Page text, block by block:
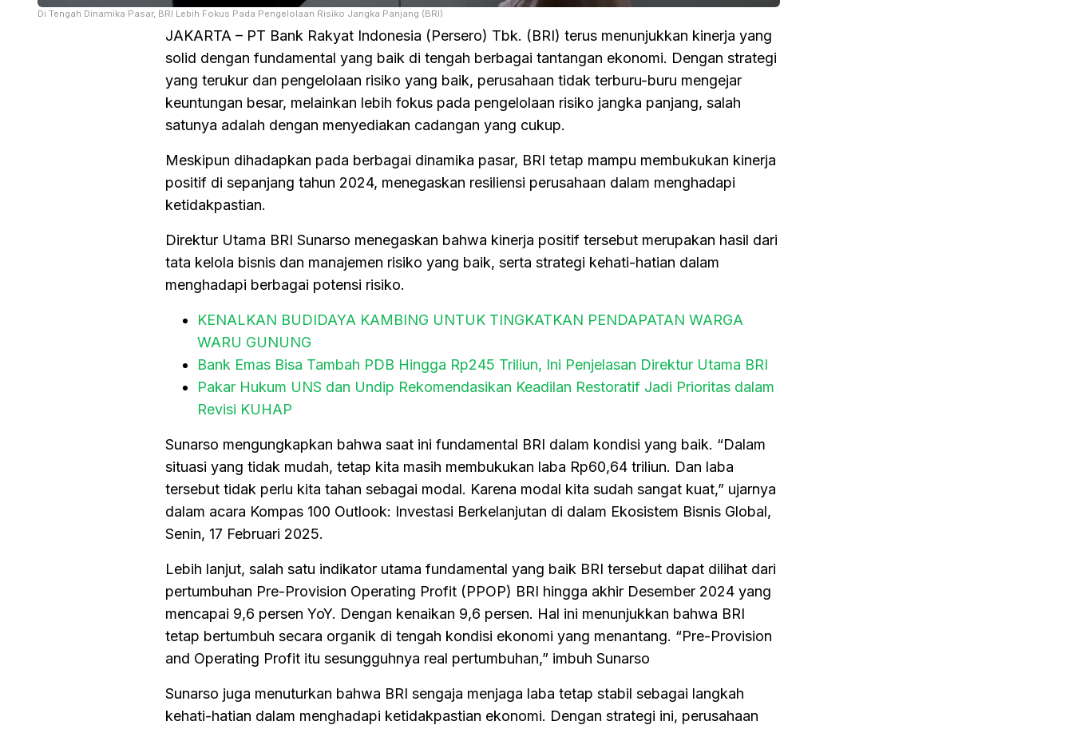
Di Tengah Dinamika Pasar, BRI Lebih Fokus Pada Pengelolaan Risiko Jangka Panjang (BRI)
JAKARTA – PT Bank Rakyat Indonesia (Persero) Tbk. (BRI) terus menunjukkan kinerja yang
solid dengan fundamental yang baik di tengah berbagai tantangan ekonomi. Dengan strategi
yang terukur dan pengelolaan risiko yang baik, perusahaan tidak terburu-buru mengejar
keuntungan besar, melainkan lebih fokus pada pengelolaan risiko jangka panjang, salah
satunya adalah dengan menyediakan cadangan yang cukup.
Meskipun dihadapkan pada berbagai dinamika pasar, BRI tetap mampu membukukan kinerja
positif di sepanjang tahun 2024, menegaskan resiliensi perusahaan dalam menghadapi
ketidakpastian.
Direktur Utama BRI Sunarso menegaskan bahwa kinerja positif tersebut merupakan hasil dari
tata kelola bisnis dan manajemen risiko yang baik, serta strategi kehati-hatian dalam
menghadapi berbagai potensi risiko.
KENALKAN BUDIDAYA KAMBING UNTUK TINGKATKAN PENDAPATAN WARGA
WARU GUNUNG
Bank Emas Bisa Tambah PDB Hingga Rp245 Triliun, Ini Penjelasan Direktur Utama BRI
Pakar Hukum UNS dan Undip Rekomendasikan Keadilan Restoratif Jadi Prioritas dalam
Revisi KUHAP
Sunarso mengungkapkan bahwa saat ini fundamental BRI dalam kondisi yang baik. “Dalam
situasi yang tidak mudah, tetap kita masih membukukan laba Rp60,64 triliun. Dan laba
tersebut tidak perlu kita tahan sebagai modal. Karena modal kita sudah sangat kuat,” ujarnya
dalam acara Kompas 100 Outlook: Investasi Berkelanjutan di dalam Ekosistem Bisnis Global,
Senin, 17 Februari 2025.
Lebih lanjut, salah satu indikator utama fundamental yang baik BRI tersebut dapat dilihat dari
pertumbuhan Pre-Provision Operating Profit (PPOP) BRI hingga akhir Desember 2024 yang
mencapai 9,6 persen YoY. Dengan kenaikan 9,6 persen. Hal ini menunjukkan bahwa BRI
tetap bertumbuh secara organik di tengah kondisi ekonomi yang menantang. “Pre-Provision
and Operating Profit itu sesungguhnya real pertumbuhan,” imbuh Sunarso
Sunarso juga menuturkan bahwa BRI sengaja menjaga laba tetap stabil sebagai langkah
kehati-hatian dalam menghadapi ketidakpastian ekonomi. Dengan strategi ini, perusahaan